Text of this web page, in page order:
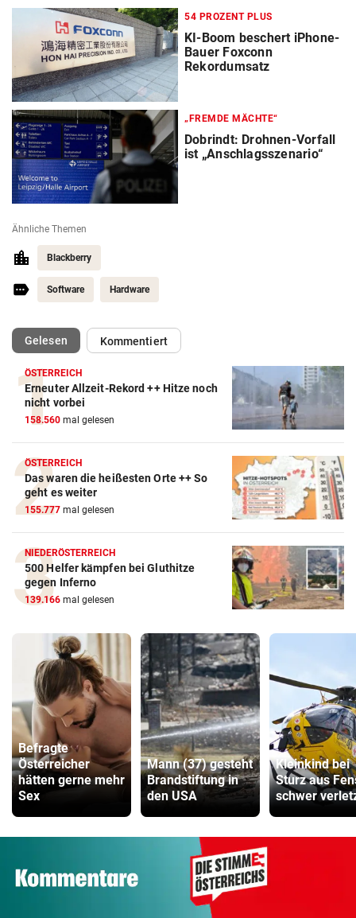
54 PROZENT PLUS
KI-Boom beschert iPhone-
Bauer Foxconn
Rekordumsatz
„FREMDE MÄCHTE“
Dobrindt: Drohnen-Vorfall
ist „Anschlagsszenario“
Ähnliche Themen
Blackberry
Software Hardware
Gelesen(ausgewählt)Kommentiert
ÖSTERREICH
Erneuter Allzeit-Rekord ++ Hitze noch
nicht vorbei
158.560 mal gelesen
ÖSTERREICH
Das waren die heißesten Orte ++ So
geht es weiter
155.777 mal gelesen
NIEDERÖSTERREICH
500 Helfer kämpfen bei Gluthitze
gegen Inferno
139.166 mal gelesen
Befragte
Österreicher
hätten gerne mehr
Sex
Mann (37) gesteht
Brandstiftung in
den USA
Kleinkind bei
Sturz aus
schwer